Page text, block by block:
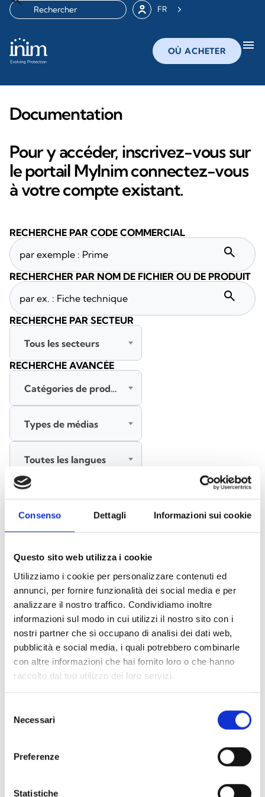
Consenso Dettagli Informazioni sui cookie
Questo sito web utilizza i cookie
Utilizziamo i cookie per personalizzare contenuti ed
annunci, per fornire funzionalità dei social media e per
analizzare il nostro traffico. Condividiamo inoltre
informazioni sul modo in cui utilizzi il nostro sito con i
nostri partner che si occupano di analisi dei dati web,
pubblicità e social media, i quali potrebbero combinarle
con altre informazioni che hai fornito loro o che hanno
raccolto dal tuo utilizzo dei loro servizi.
delNecessari
Preferenze
Statistiche
FR
OÙ ACHETER menu
Documentation
Pour y accéder, inscrivez-vous sur
le portail MyInim connectez-vous
à votre compte existant.
Accessoires pour socles EB00 - Matériaux (47)
Accessoires pour les tests des détecteurs -
Matériaux(6)
Accessoires pour détecteurs Enea - Matériaux (35)
Accessoires Senseware
Accessoires de la série Industrial - Matériaux(17)
Documents(6992)
Tout sélectionner
marqués par une icône lock
RECHERCHE PAR CODE COMMERCIAL
search
RECHERCHER PAR NOM DE FICHIER OU DE PRODUIT
search
RECHERCHE PAR SECTEUR
Tous les secteurs
RECHERCHE AVANCÉE
Catégories de produits
Types de médias
Toutes les langues
RECHERCHER
EFFACER LES FILTRES